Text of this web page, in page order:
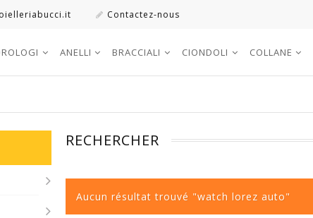
Contactez-nous
ANELLI BRACCIALI CIONDOLI COLLANE
RECHERCHER
Aucun résultat trouvé "watch lorez auto"